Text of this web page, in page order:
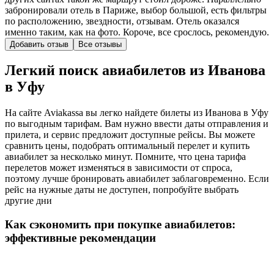
забронировали отель в Париже, выбор большой, есть фильтры
по расположению, звездности, отзывам. Отель оказался
именно таким, как на фото. Короче, все срослось, рекомендую.
Добавить отзыв Все отзывы
Легкий поиск авиабилетов из Иванова
в Уфу
На сайте Aviakassa вы легко найдете билеты из Иванова в Уфу
по выгодным тарифам. Вам нужно ввести даты отправления и
прилета, и сервис предложит доступные рейсы. Вы можете
сравнить цены, подобрать оптимальный перелет и купить
авиабилет за несколько минут. Помните, что цена тарифа
перелетов может изменяться в зависимости от спроса,
поэтому лучше бронировать авиабилет заблаговременно. Если
рейс на нужные даты не доступен, попробуйте выбрать
другие дни
Как сэкономить при покупке авиабилетов:
эффективные рекомендации